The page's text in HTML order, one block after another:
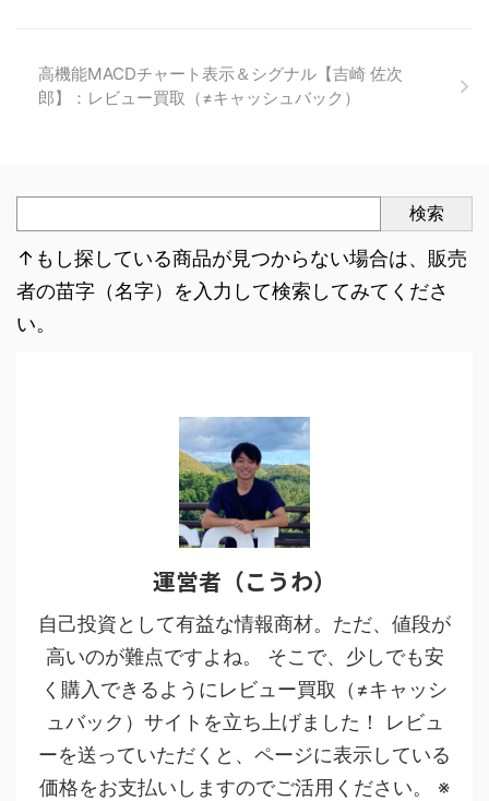
高機能MACDチャート表示＆シグナル【吉崎 佐次
郎】：レビュー買取（≠キャッシュバック）
検索
↑もし探している商品が見つからない場合は、販売
者の苗字（名字）を入力して検索してみてくださ
い。
運営者（こうわ）
自己投資として有益な情報商材。ただ、値段が
高いのが難点ですよね。 そこで、少しでも安
く購入できるようにレビュー買取（≠キャッシ
ュバック）サイトを立ち上げました！ レビュ
ーを送っていただくと、ページに表示している
価格をお支払いしますのでご活用ください。 ※